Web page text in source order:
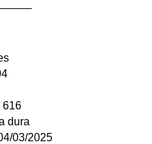
616
dura
03/2025